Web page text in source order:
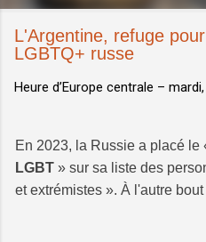
L'Argentine, refuge
LGBTQ+ russe
Heure d’Europe centrale –
En 2023, la Russie a placé le
LGBT » sur sa liste des
et extrémistes ». À l'autre bout